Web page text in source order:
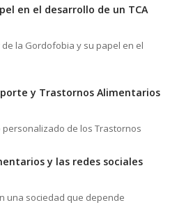
en el desarrollo de un TCA
la Gordofobia y su papel en el
y Trastornos Alimentarios
de los Trastornos
y las redes sociales
una sociedad que depende